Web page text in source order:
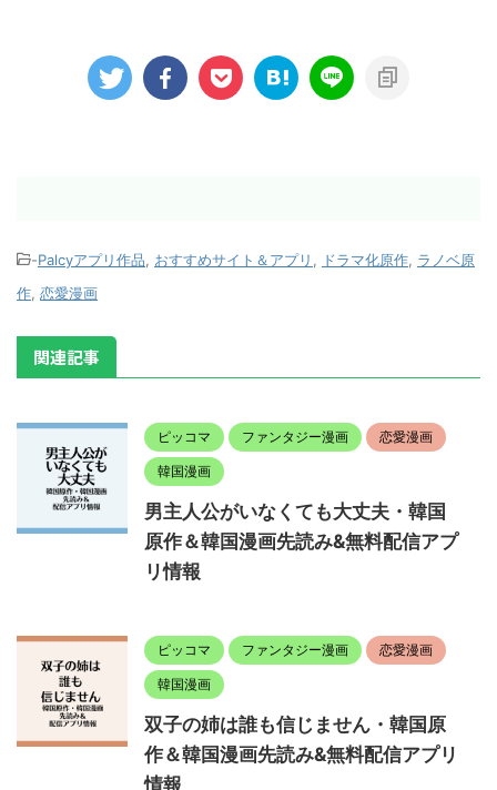
-Palcyアプリ作品 おすすめサイト＆アプリ ドラマ化原作 ラノベ原
作 恋愛漫画
関連記事
ピッコマ ファンタジー漫画 恋愛漫画
韓国漫画
男主人公がいなくても大丈夫・韓国
原作＆韓国漫画先読み&無料配信アプ
リ情報
ピッコマ ファンタジー漫画 恋愛漫画
韓国漫画
双子の姉は誰も信じません・韓国原
作＆韓国漫画先読み&無料配信アプリ
情報